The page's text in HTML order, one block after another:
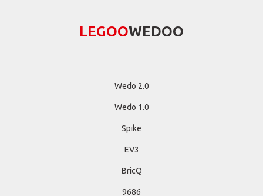
LEGООWEDОО
Wedo 2.0
Wedo 1.0
Spike
EV3
BricQ
9686